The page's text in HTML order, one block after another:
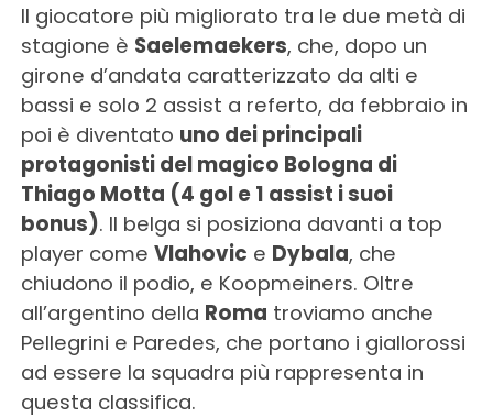
Il giocatore più migliorato tra le due metà di
stagione è Saelemaekers, che, dopo un
girone d’andata caratterizzato da alti e
bassi e solo 2 assist a referto, da febbraio in
poi è diventato uno dei principali
protagonisti del magico Bologna di
Thiago Motta (4 gol e 1 assist i suoi
bonus). Il belga si posiziona davanti a top
player come Vlahovic e Dybala, che
chiudono il podio, e Koopmeiners. Oltre
all’argentino della Roma troviamo anche
Pellegrini e Paredes, che portano i giallorossi
ad essere la squadra più rappresenta in
questa classifica.